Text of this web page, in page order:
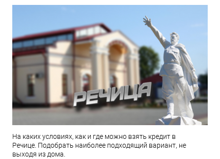
На каких условиях, как и где можно взять кредит в
Речице. Подобрать наиболее подходящий вариант, не
выходя из дома.